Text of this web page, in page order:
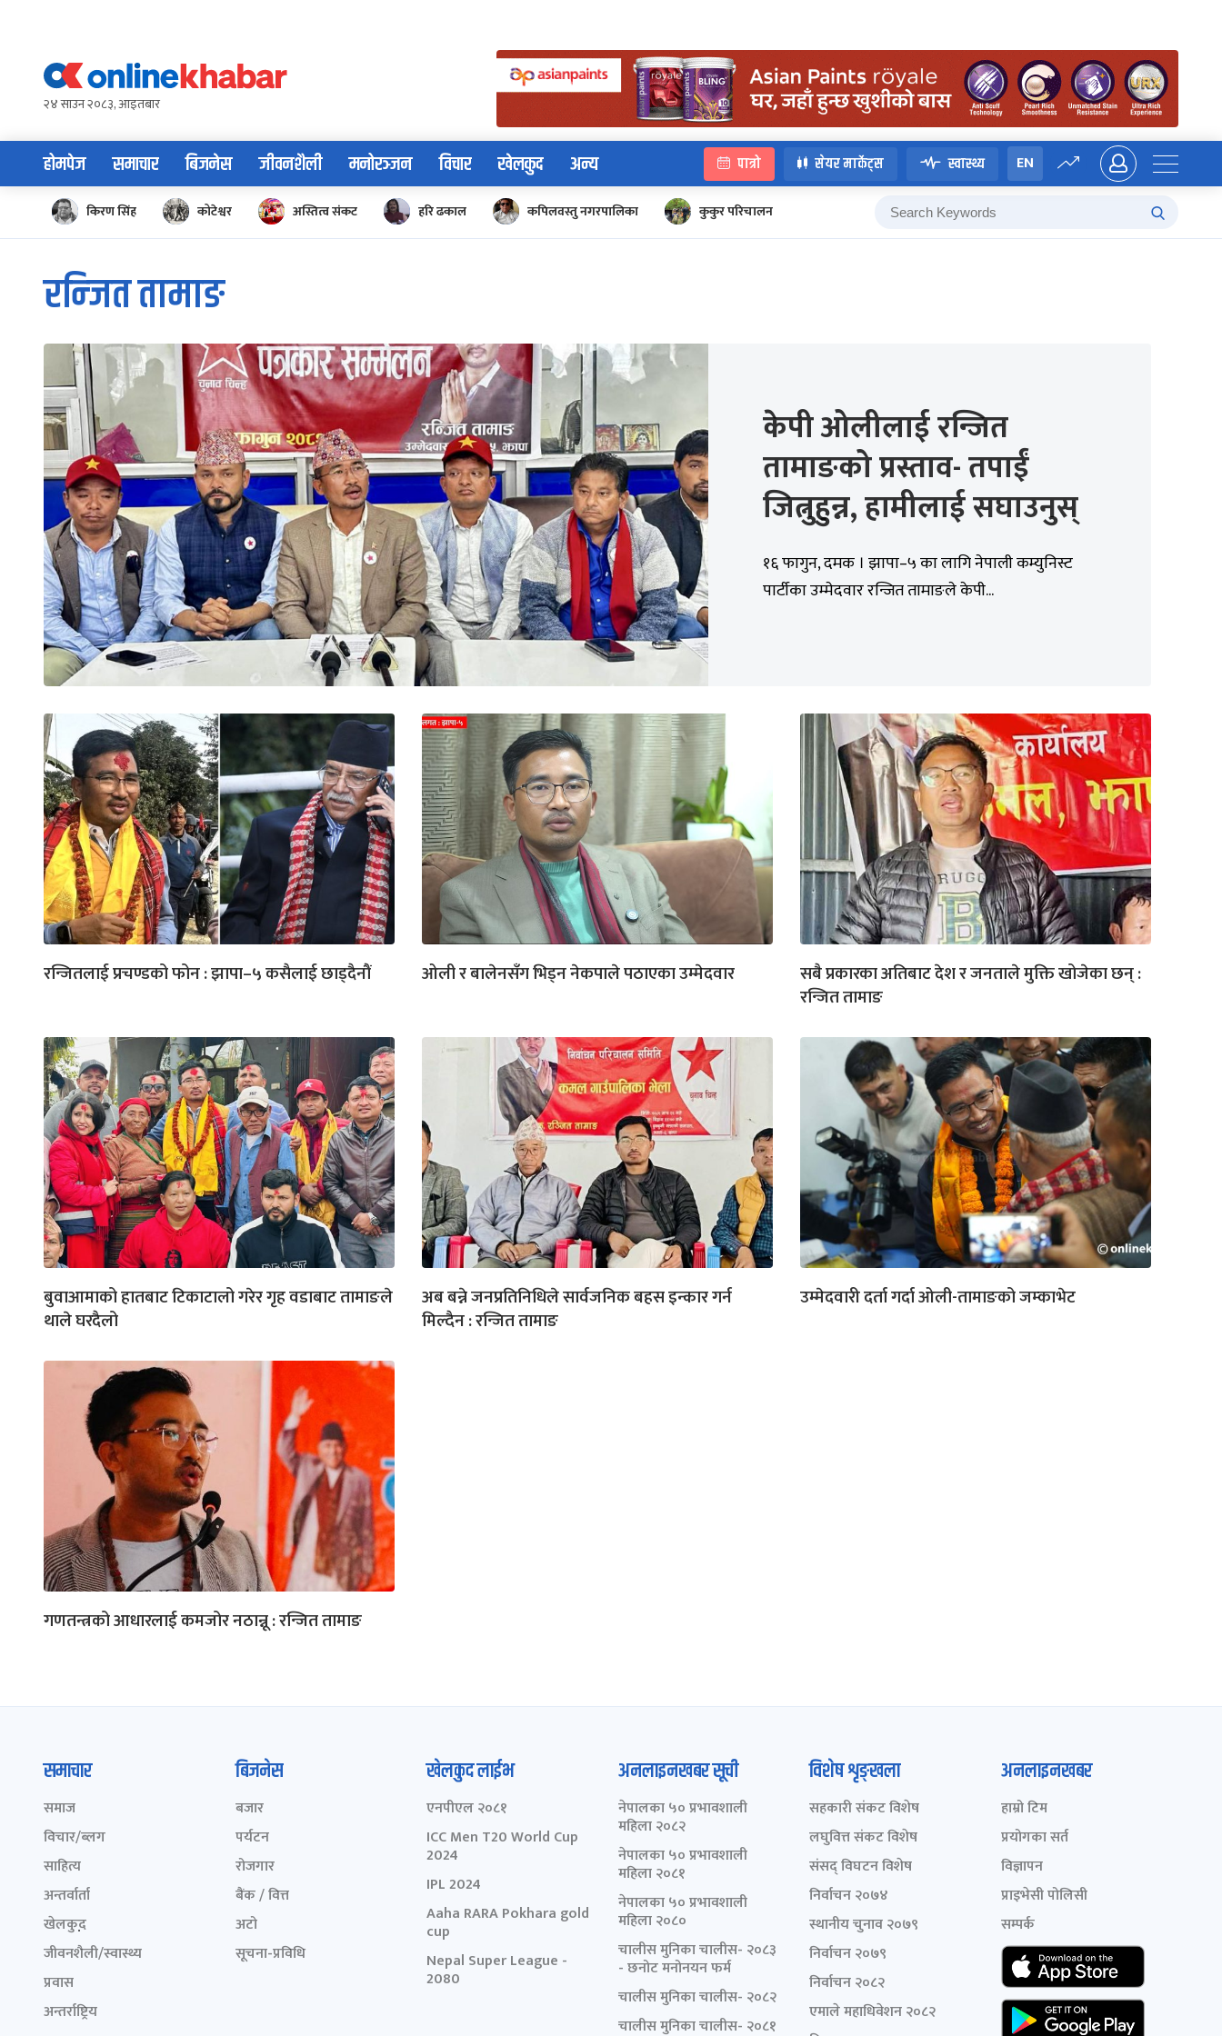
content२४ साउन २०८३, आइतबार
होमपेज समाचार बिजनेस जीवनशैली मनोरञ्जन विचार खेलकुद अन्य पात्रो सेयर मार्केट्स स्वास्थ्य EN
किरण सिंह कोटेश्वर अस्तित्व संकट हरि ढकाल कपिलवस्तु नगरपालिका कुकुर परिचालन
रन्जित तामाङ
केपी ओलीलाई रन्जित
तामाङको प्रस्ताव- तपाईं
जित्नुहुन्न, हामीलाई सघाउनुस्
१६ फागुन, दमक । झापा–५ का लागि नेपाली कम्युनिस्ट
पार्टीका उम्मेदवार रन्जित तामाङले केपी...
रन्जितलाई प्रचण्डको फोन : झापा–५ कसैलाई छाड्दैनौं ओली र बालेनसँग भिड्न नेकपाले पठाएका उम्मेदवार
सबै प्रकारका अतिबाट देश र जनताले मुक्ति खोजेका छन् :
रन्जित तामाङ
बुवाआमाको हातबाट टिकाटालो गरेर गृह वडाबाट तामाङले
थाले घरदैलो
अब बन्ने जनप्रतिनिधिले सार्वजनिक बहस इन्कार गर्न
मिल्दैन : रन्जित तामाङ
उम्मेदवारी दर्ता गर्दा ओली-तामाङको जम्काभेट
गणतन्त्रको आधारलाई कमजोर नठान्नू : रन्जित तामाङ
समाचार
समाज
विचार/ब्लग
साहित्य
अन्तर्वार्ता
खेलकुद़़
जीवनशैली/स्वास्थ्य
प्रवास
अन्तर्राष्ट्रिय
बिजनेस
बजार
पर्यटन
रोजगार
बैंक / वित्त
अटो
सूचना-प्रविधि
खेलकुद लाईभ
एनपीएल २०८१
ICC Men T20 World Cup
2024
IPL 2024
Aaha RARA Pokhara gold
cup
Nepal Super League -
2080
अनलाइनखबर सूची
नेपालका ५० प्रभावशाली
महिला २०८२
नेपालका ५० प्रभावशाली
महिला २०८१
नेपालका ५० प्रभावशाली
महिला २०८०
चालीस मुनिका चालीस- २०८३
- छनोट मनोनयन फर्म
चालीस मुनिका चालीस- २०८२
चालीस मुनिका चालीस- २०८१
विशेष शृङ्खला
सहकारी संकट विशेष
लघुवित्त संकट विशेष
संसद् विघटन विशेष
निर्वाचन २०७४
स्थानीय चुनाव २०७९
निर्वाचन २०७९
निर्वाचन २०८२
एमाले महाधिवेशन २०८२
अनलाइनखबर
हाम्रो टिम
प्रयोगका सर्त
विज्ञापन
प्राइभेसी पोलिसी
सम्पर्क